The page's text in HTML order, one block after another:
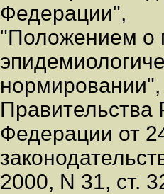
Федерации",
"Положением о
Правительства
Федерации от
2000, N 31, ст.